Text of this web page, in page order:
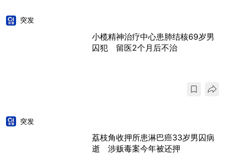
突发
小榄精神治疗中心患肺结核69岁男
囚犯 留医2个月后不治
突发
荔枝角收押所患淋巴癌33岁男囚病
逝 涉贩毒案今年被还押